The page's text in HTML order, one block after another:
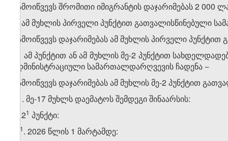
გამოიწვევს შრომითი იმიგრანტის დაჯარიმებას 2
2. ამ მუხლის პირველი პუნქტით გათვალისწინებული
გამოიწვევს დაჯარიმებას ამ მუხლის პირველი
3. ამ პუნქტით ან ამ მუხლის მე-2 პუნქტით
ადმინისტრაციული სამართალდარღვევის ჩადენა −
გამოიწვევს დაჯარიმებას ამ მუხლის მე-2 პუნქტით
11. მე-17 მუხლს დაემატოს შემდეგი შინაარსის:
ა) 2​1 პუნქტი:
​1. 2026 წლის 1 მარტამდე: